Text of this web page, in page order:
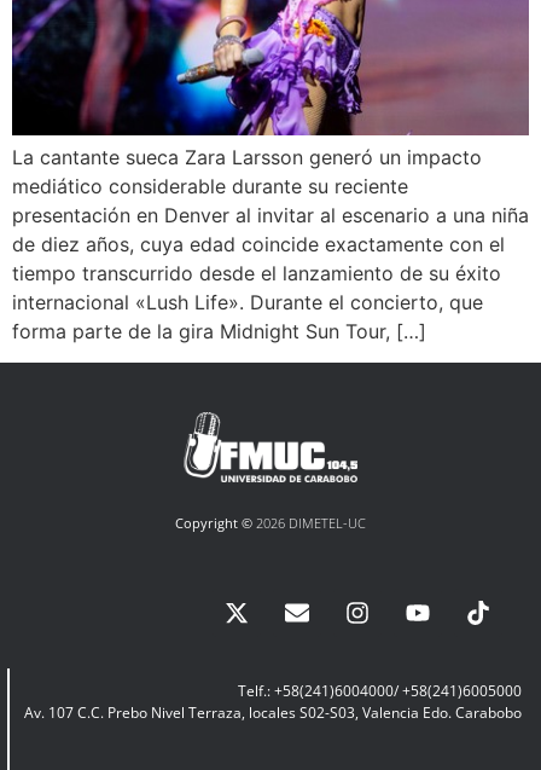
La cantante sueca Zara Larsson generó un impacto
mediático considerable durante su reciente
presentación en Denver al invitar al escenario a una niña
de diez años, cuya edad coincide exactamente con el
tiempo transcurrido desde el lanzamiento de su éxito
internacional «Lush Life». Durante el concierto, que
forma parte de la gira Midnight Sun Tour, […]
Copyright © 2026 DIMETEL-UC
Telf.: +58(241)6004000/ +58(241)6005000
Av. 107 C.C. Prebo Nivel Terraza, locales S02-S03, Valencia Edo. Carabobo